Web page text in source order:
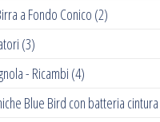
a Fondo Conico (2)
(3)
- Ricambi (4)
Blue Bird con batteria cintura